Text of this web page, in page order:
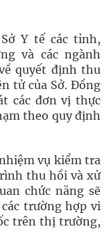
Y tế các tỉnh,
và các ngành
quyết định thu
tử của Sở. Đồng
các đơn vị thực
theo quy định
vụ kiểm tra
thu hồi và xử
chức năng sẽ
trường hợp vi
trên thị trường,